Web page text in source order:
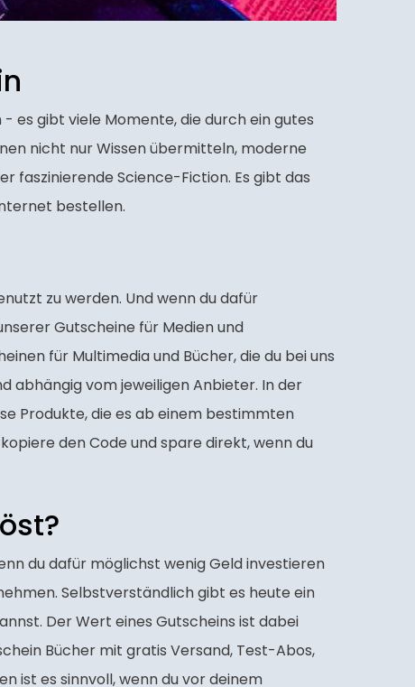
es gibt viele Momente, die durch ein gutes
nicht nur Wissen übermitteln, moderne
faszinierende Science-Fiction. Es gibt das
bestellen.
zu werden. Und wenn du dafür
Gutscheine für Medien und
für Multimedia und Bücher, die du bei uns
abhängig vom jeweiligen Anbieter. In der
Produkte, die es ab einem bestimmten
den Code und spare direkt, wenn du
du dafür möglichst wenig Geld investieren
Selbstverständlich gibt es heute ein
Der Wert eines Gutscheins ist dabei
Bücher mit gratis Versand, Test-Abos,
ist es sinnvoll, wenn du vor deinem